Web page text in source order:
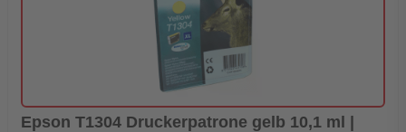
Epson T1304 Druckerpatrone gelb 10,1 ml |